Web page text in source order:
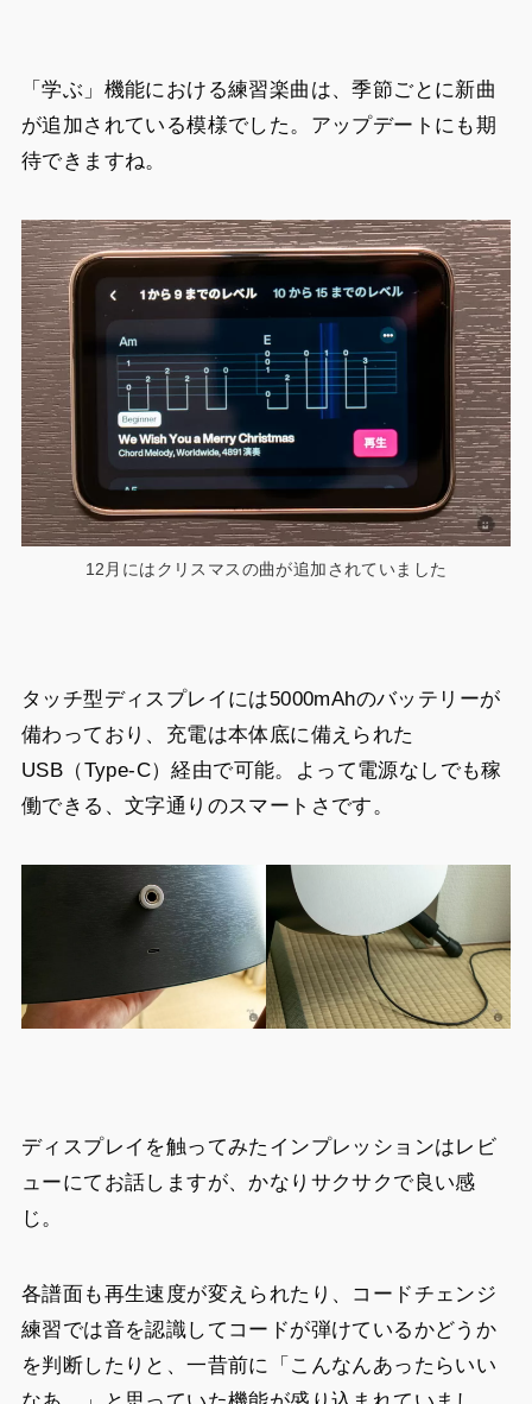
「学ぶ」機能における練習楽曲は、季節ごとに新曲
が追加されている模様でした。アップデートにも期
待できますね。
12月にはクリスマスの曲が追加されていました
タッチ型ディスプレイには5000mAhのバッテリーが
備わっており、充電は本体底に備えられた
USB（Type-C）経由で可能。よって電源なしでも稼
働できる、文字通りのスマートさです。
ディスプレイを触ってみたインプレッションはレビ
ューにてお話しますが、かなりサクサクで良い感
じ。
各譜面も再生速度が変えられたり、コードチェンジ
練習では音を認識してコードが弾けているかどうか
を判断したりと、一昔前に「こんなんあったらいい